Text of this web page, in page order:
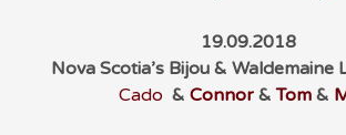
19.09.2018
Nova Scotia’s Bijou &
Cado & Connor&Tom&